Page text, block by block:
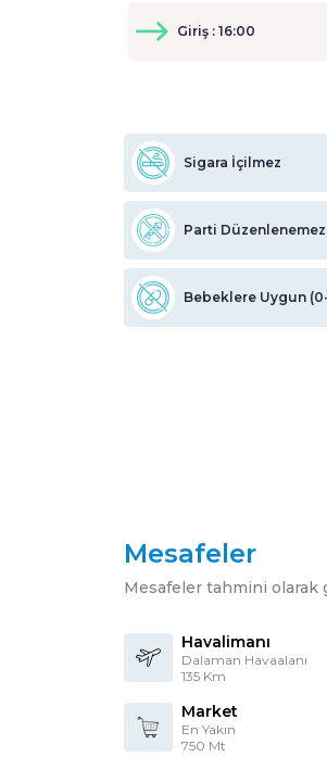
Giriş : 16:00
Sigara İçilmez
Parti Düzenlenemez
Bebeklere Uygun
Mesafeler
Mesafeler tahmini olarak
Havalimanı
Dalaman Havaalanı
135 Km
Market
En Yakın
750 Mt